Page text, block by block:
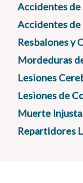
Accidentes de
Accidentes
Resbalones y
Mordeduras
Lesiones
Lesiones de
Muerte Injusta
Repartidores